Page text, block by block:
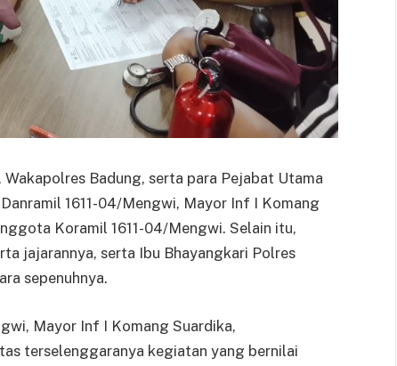
Badung, serta para Pejabat Utama
1611-04/Mengwi, Mayor Inf I Komang
Koramil 1611-04/Mengwi. Selain itu,
jajarannya, serta Ibu Bhayangkari Polres
sepenuhnya.
Mayor Inf I Komang Suardika,
terselenggaranya kegiatan yang bernilai